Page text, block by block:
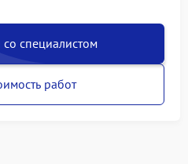
со специалистом
работ